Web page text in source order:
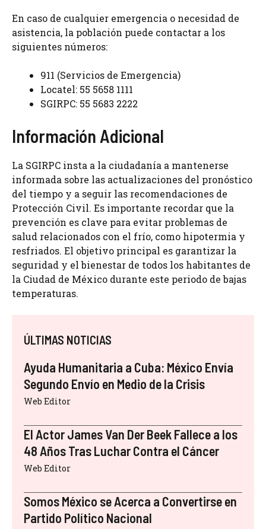
En caso de cualquier emergencia o necesidad de
asistencia, la población puede contactar a los
siguientes números:
911 (Servicios de Emergencia)
Locatel: 55 5658 1111
SGIRPC: 55 5683 2222
Información Adicional
La SGIRPC insta a la ciudadanía a mantenerse
informada sobre las actualizaciones del pronóstico
del tiempo y a seguir las recomendaciones de
Protección Civil. Es importante recordar que la
prevención es clave para evitar problemas de
salud relacionados con el frío, como hipotermia y
resfriados. El objetivo principal es garantizar la
seguridad y el bienestar de todos los habitantes de
la Ciudad de México durante este periodo de bajas
temperaturas.
ÚLTIMAS NOTICIAS
Ayuda Humanitaria a Cuba: México Envía
Segundo Envío en Medio de la Crisis
Web Editor
El Actor James Van Der Beek Fallece a los
48 Años Tras Luchar Contra el Cáncer
Web Editor
Somos México se Acerca a Convertirse en
Partido Político Nacional